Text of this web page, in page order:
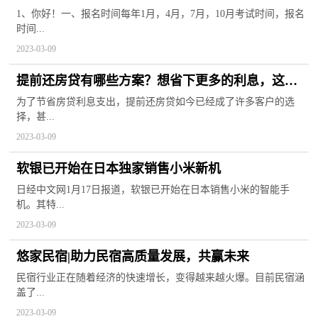
间
1、你好！一、报名时间每年1月，4月，7月，10月考试时间，报名
时间...
2023-03-09
提前还房贷有哪些方案？想省下更多的利息，这五
个方案不可错过-焦点速递
为了节省房贷利息支出，提前还房贷如今已经成了许多客户的选
择，甚...
2023-03-09
软银已开始在日本独家销售小米新机
日经中文网1月17日报道，软银已开始在日本销售小米的智能手
机。其特...
2023-03-09
悠家民宿|助力民宿高质量发展，共赢未来
民宿行业正在随着经济的快速增长，变得越来越火爆。目前民宿涵
盖了...
2023-03-09